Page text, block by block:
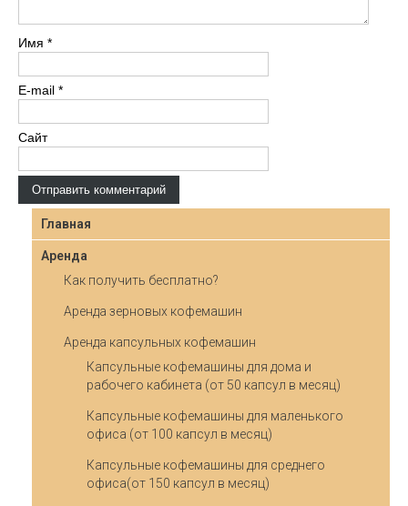
Имя *
E-mail *
Сайт
Главная
Аренда
Как получить бесплатно?
Аренда зерновых кофемашин
Аренда капсульных кофемашин
Капсульные кофемашины для дома и
рабочего кабинета (от 50 капсул в месяц)
Капсульные кофемашины для маленького
офиса (от 100 капсул в месяц)
Капсульные кофемашины для среднего
офиса(от 150 капсул в месяц)